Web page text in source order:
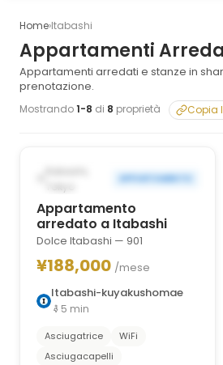
Home›Itabashi
Appartamenti
Appartamenti arredati e stanze in
prenotazione.
Mostrando1-8 di 8 proprietà Copia
POSSIBILMENTE DAL SEP 22,
APPARTAMENTO
Appartamento
arredato a Itabashi
Dolce Itabashi — 901
¥188,000 /mese
Itabashi-kuyakushomae
5 min
Asciugatrice
WiFi
Asciugacapelli